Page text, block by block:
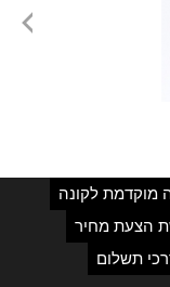
מוקדמת לקונה
הצעת מחיר
תשלום